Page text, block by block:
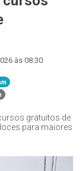
às 08:30
gratuitos de
para maiores